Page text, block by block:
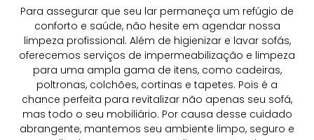
Para assegurar que seu lar permaneça um refúgio de
conforto e saúde, não hesite em agendar nossa
limpeza profissional. Além de higienizar e lavar sofás,
oferecemos serviços de impermeabilização e limpeza
para uma ampla gama de itens, como cadeiras,
poltronas, colchões, cortinas e tapetes. Pois é a
chance perfeita para revitalizar não apenas seu sofá,
mas todo o seu mobiliário. Por causa desse cuidado
abrangente, mantemos seu ambiente limpo, seguro e